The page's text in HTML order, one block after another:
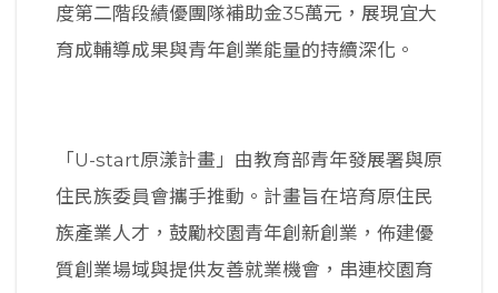
度第二階段績優團隊補助金35萬元，展現宜大
育成輔導成果與青年創業能量的持續深化。
「U-start原漾計畫」由教育部青年發展署與原
住民族委員會攜手推動。計畫旨在培育原住民
族產業人才，鼓勵校園青年創新創業，佈建優
質創業場域與提供友善就業機會，串連校園育